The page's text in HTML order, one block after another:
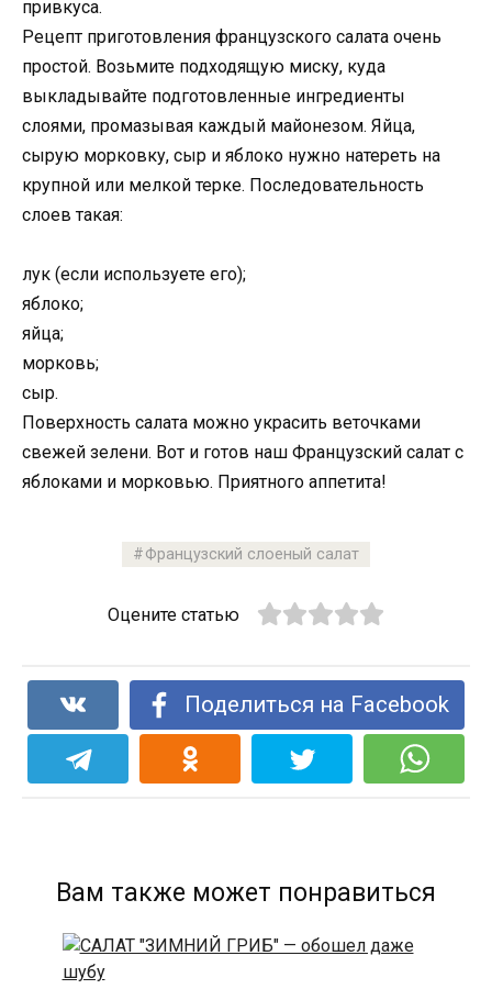
привкуса.
Рецепт приготовления французского салата очень
простой. Возьмите подходящую миску, куда
выкладывайте подготовленные ингредиенты
слоями, промазывая каждый майонезом. Яйца,
сырую морковку, сыр и яблоко нужно натереть на
крупной или мелкой терке. Последовательность
слоев такая:
лук (если используете его);
яблоко;
яйца;
морковь;
сыр.
Поверхность салата можно украсить веточками
свежей зелени. Вот и готов наш Французский салат с
яблоками и морковью. Приятного аппетита!
Французский слоеный салат
Оцените статью
Поделиться на Facebook
Вам также может понравиться